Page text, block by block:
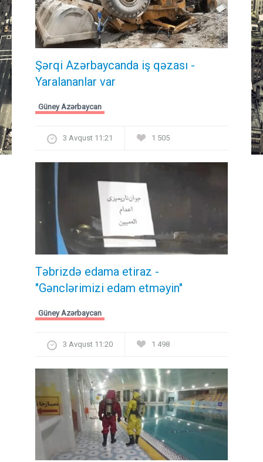
Şərqi Azərbaycanda iş qəzası -
Yaralananlar var
Güney Azərbaycan
3 Avqust 11:21 1 505
Təbrizdə edama etiraz -
"Gənclərimizi edam etməyin"
Güney Azərbaycan
3 Avqust 11:20 1 498